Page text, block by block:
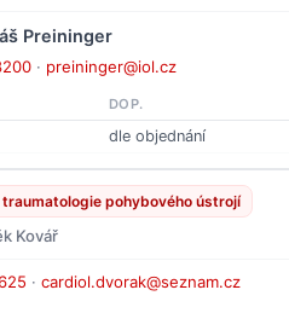
Preininger
· preininger@iol.cz
DOP.
dle objednání
pohybového ústrojí
Kovář
· cardiol.dvorak@seznam.cz